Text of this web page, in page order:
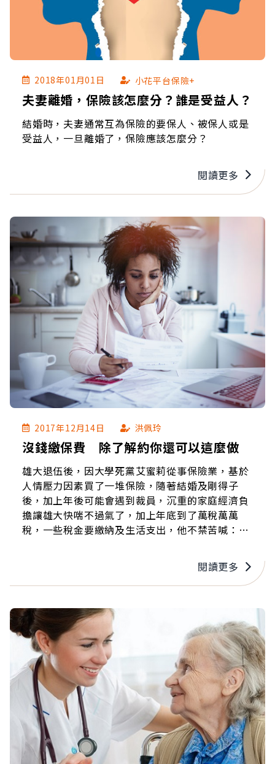
2018年01月01日 小花平台保險+
夫妻離婚，保險該怎麼分？誰是受益人？
結婚時，夫妻通常互為保險的要保人、被保人或是
受益人，一旦離婚了，保險應該怎麼分？
閱讀更多
2017年12月14日 洪佩玲
沒錢繳保費 除了解約你還可以這麼做
雄大退伍後，因大學死黨艾蜜莉從事保險業，基於
人情壓力因素買了一堆保險，隨著結婚及剛得子
後，加上年後可能會遇到裁員，沉重的家庭經濟負
擔讓雄大快喘不過氣了，加上年底到了萬稅萬萬
稅，一些稅金要繳納及生活支出，他不禁苦喊：
閱讀更多